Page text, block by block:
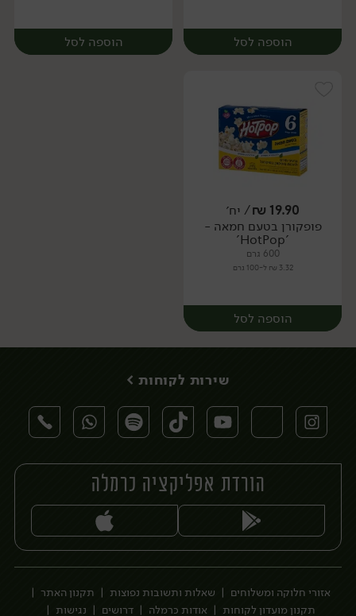
הוספה לסל
יח׳
הוספה לסל
19.90
₪/ יח׳
פופקורן בטעם חמאה -
'HotPop'
600 גרם
3.32 ₪ ל-100 גרם
הוספה לסל
יח׳
שירות לקוחות >
הורדת אפליקציה כרמלה
אזורי חלוקה ומשלוחים שאלות ותשובות נפוצות
תקנון האתר
תקנון מועדון לקוחות
אודות כרמלה דרושים נגישות